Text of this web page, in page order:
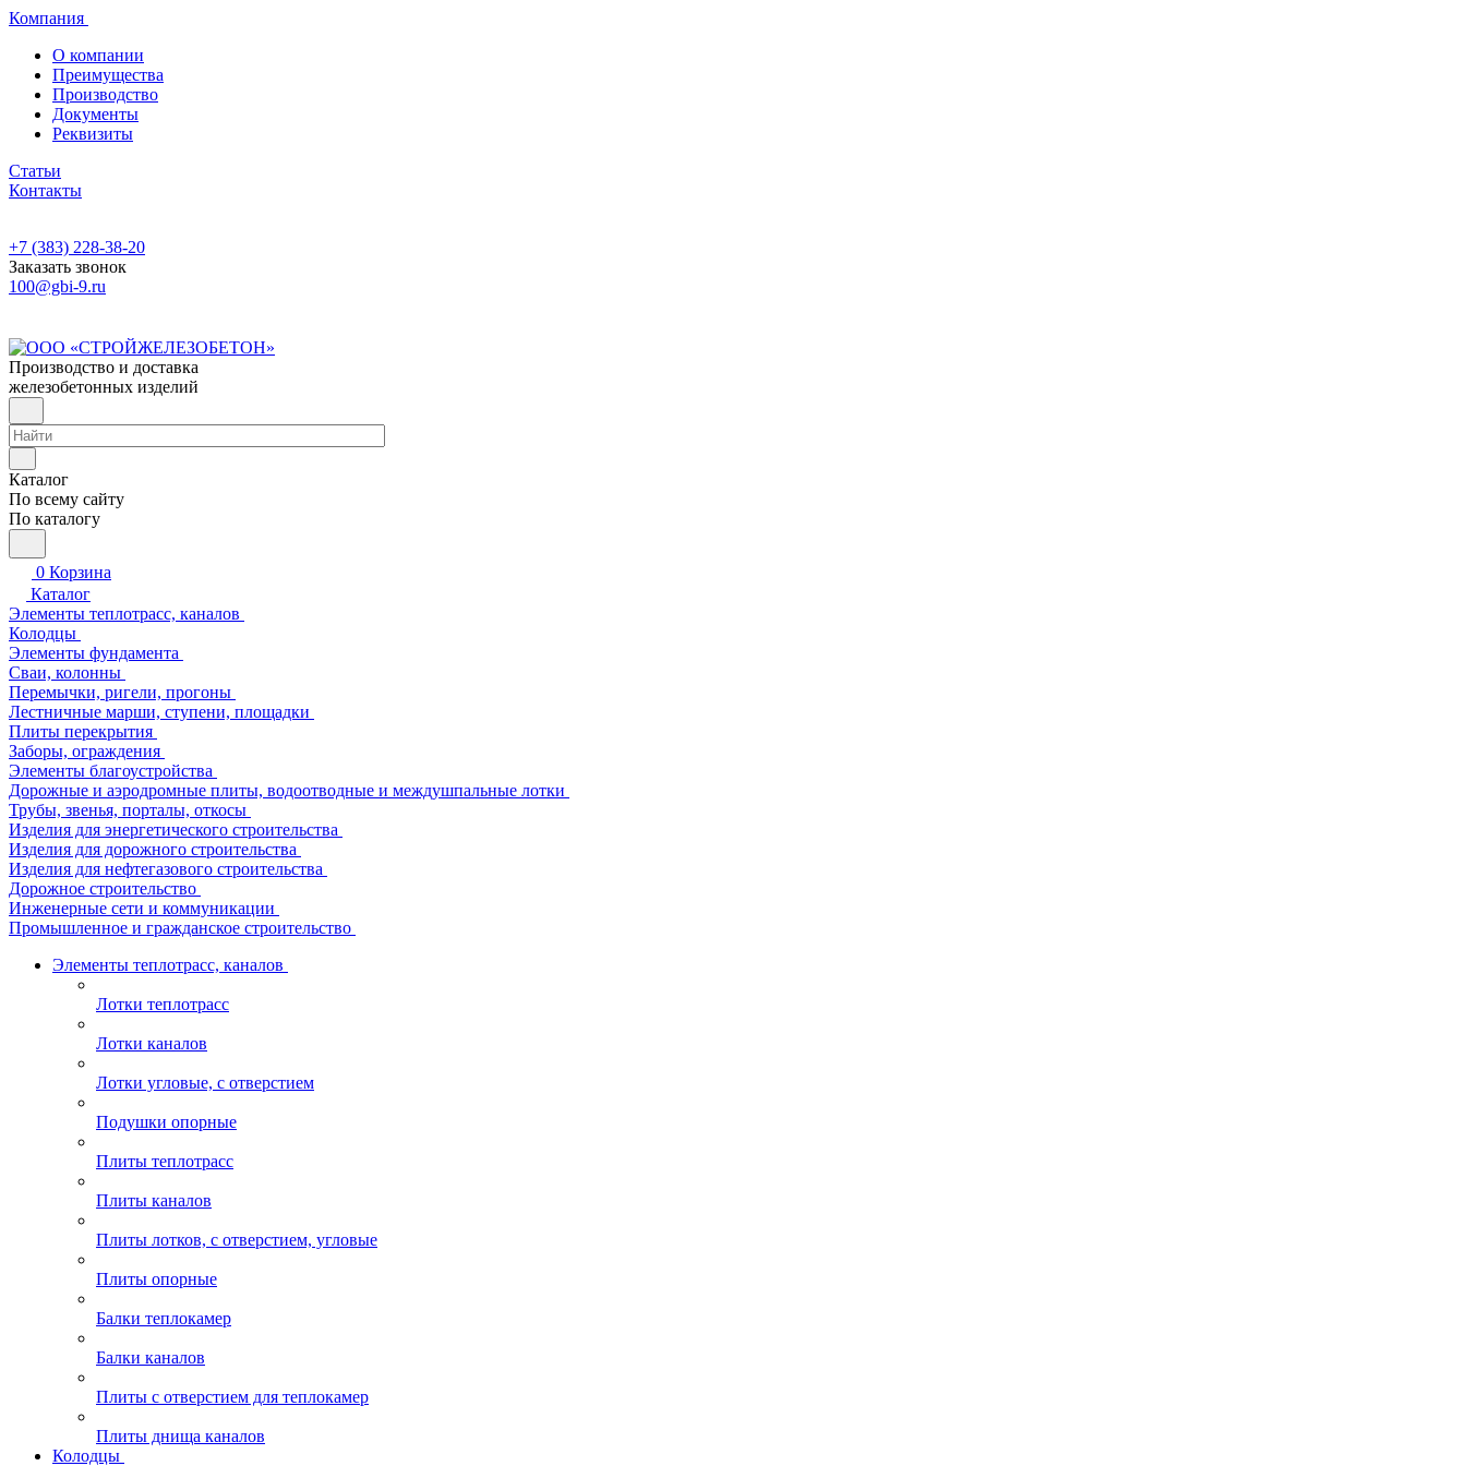
Компания
О компании
Преимущества
Производство
Документы
Реквизиты
Статьи
Контакты
+7 (383) 228-38-20
Заказать звонок
100@gbi-9.ru
Производство и доставка
железобетонных изделий
Каталог
По всему сайту
По каталогу
0 Корзина
Каталог
Элементы теплотрасс, каналов
Колодцы
Элементы фундамента
Сваи, колонны
Перемычки, ригели, прогоны
Лестничные марши, ступени, площадки
Плиты перекрытия
Заборы, ограждения
Элементы благоустройства
Дорожные и аэродромные плиты, водоотводные и междушпальные лотки
Трубы, звенья, порталы, откосы
Изделия для энергетического строительства
Изделия для дорожного строительства
Изделия для нефтегазового строительства
Дорожное строительство
Инженерные сети и коммуникации
Промышленное и гражданское строительство
Элементы теплотрасс, каналов
Лотки теплотрасс
Лотки каналов
Лотки угловые, с отверстием
Подушки опорные
Плиты теплотрасс
Плиты каналов
Плиты лотков, с отверстием, угловые
Плиты опорные
Балки теплокамер
Балки каналов
Плиты с отверстием для теплокамер
Плиты днища каналов
Колодцы